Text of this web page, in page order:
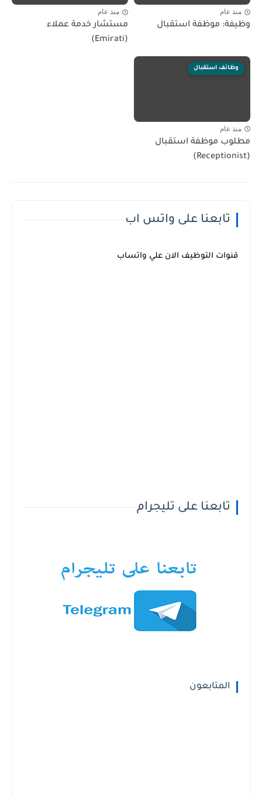
منذ عام
وظيفة: موظفة استقبال
منذ عام
مستشار خدمة عملاء
(Emirati)
وظائف استقبال
منذ عام
مطلوب موظفة استقبال
(Receptionist)
تابعنا على واتس اب
قنوات التوظيف الان علي واتساب
تابعنا على تليجرام
المتابعون